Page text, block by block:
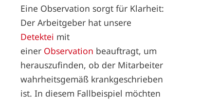
Eine Observation sorgt für Klarheit:
Der Arbeitgeber hat unsere
Detektei mit
einer Observation beauftragt, um
herauszufinden, ob der Mitarbeiter
wahrheitsgemäß krankgeschrieben
ist. In diesem Fallbeispiel möchten